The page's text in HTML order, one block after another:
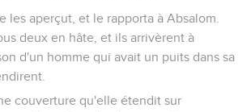
les aperçut, et le rapporta à Absalom.
deux en hâte, et ils arrivèrent à
d'un homme qui avait un puits dans sa
couverture qu'elle étendit sur